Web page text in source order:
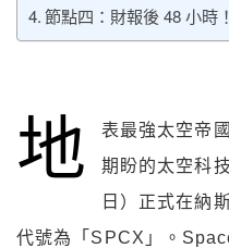
節點四：財報後 48 小時
地
表最強太空帝
期盼的太空科
日）正式在納
代號為「SPCX」。